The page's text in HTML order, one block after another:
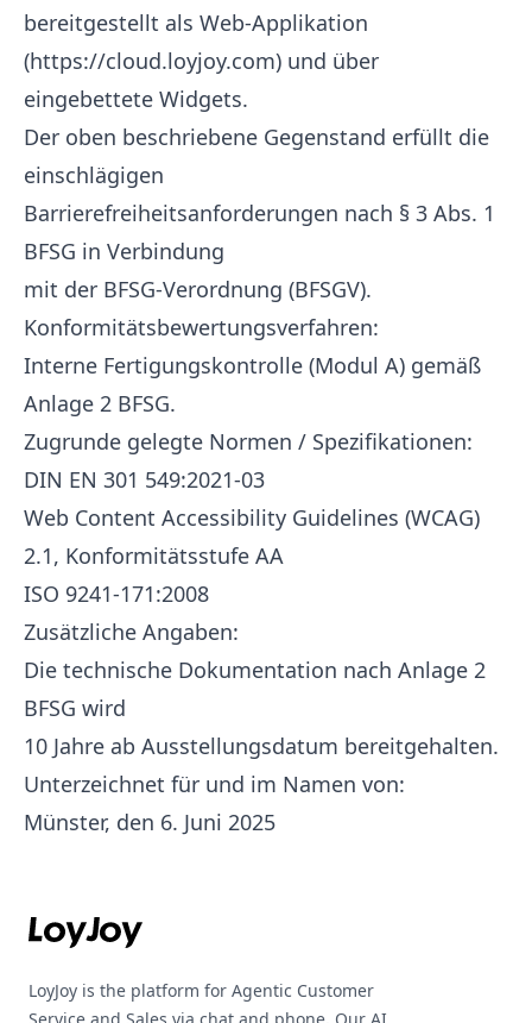
bereitgestellt als Web-Applikation
(https://cloud.loyjoy.com) und über
eingebettete Widgets.
Der oben beschriebene Gegenstand erfüllt die
einschlägigen
Barrierefreiheitsanforderungen nach § 3 Abs. 1
BFSG in Verbindung
mit der BFSG-Verordnung (BFSGV).
Konformitätsbewertungsverfahren:
Interne Fertigungskontrolle (Modul A) gemäß
Anlage 2 BFSG.
Zugrunde gelegte Normen / Spezifikationen:
DIN EN 301 549:2021-03
Web Content Accessibility Guidelines (WCAG)
2.1, Konformitätsstufe AA
ISO 9241-171:2008
Zusätzliche Angaben:
Die technische Dokumentation nach Anlage 2
BFSG wird
10 Jahre ab Ausstellungsdatum bereitgehalten.
Unterzeichnet für und im Namen von:
Münster, den 6. Juni 2025
LoyJoy is the platform for Agentic Customer